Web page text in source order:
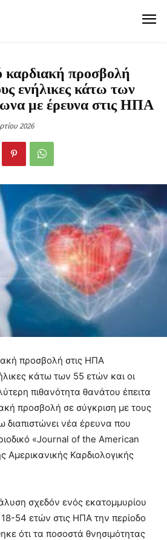
καρδιακή προσβολή
ενήλικες κάτω των
με έρευνα στις ΗΠΑ
2026
προσβολή στις ΗΠΑ
κάτω των 55 ετών και οι
πιθανότητα θανάτου έπειτα
προσβολή σε σύγκριση με τους
νέα έρευνα που
«Journal of the American
Αμερικανικής Καρδιολογικής
σχεδόν ενός εκατομμυρίου
54 ετών στις ΗΠΑ την περίοδο
ότι τα ποσοστά θνησιμότητας